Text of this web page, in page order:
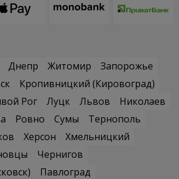
Днепр Житомир
Запорожье
Кропивницкий (Кировоград)
Рог Луцк Львов
Николаев
Ровно Сумы
Тернополь
Херсон
Хмельницкий
Чернигов
Павлоград